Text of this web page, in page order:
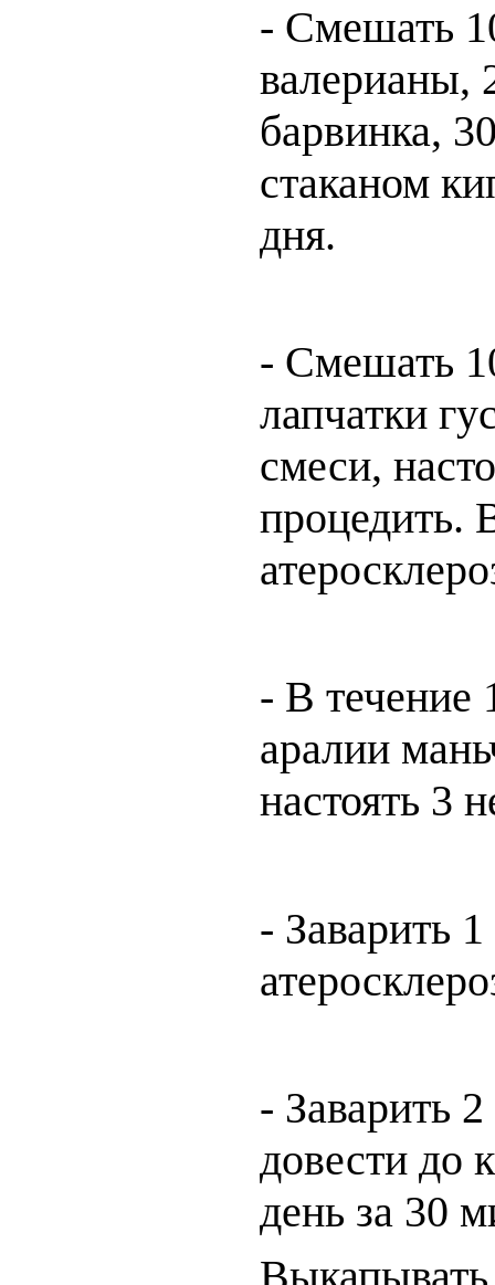
- Смешать
валерианы,
барвинка,
стаканом
дня.
- Смешать
лапчатки
смеси,
процедить.
- В течение
аралии
настоять 3
- Заварить
- Заварить
довести до
день за 30